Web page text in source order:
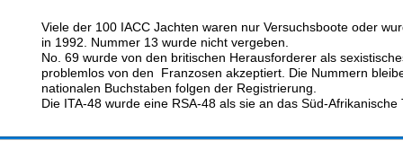
Viele der 100 IACC Jachten waren nur Versuchsboote oder
in 1992. Nummer 13 wurde nicht vergeben.
No. 69 wurde von den britischen Herausforderer als
problemlos von den  Franzosen akzeptiert. Die Nummern
nationalen Buchstaben folgen der Registrierung.
Die ITA-48 wurde eine RSA-48 als sie an das Süd-Afrikanische